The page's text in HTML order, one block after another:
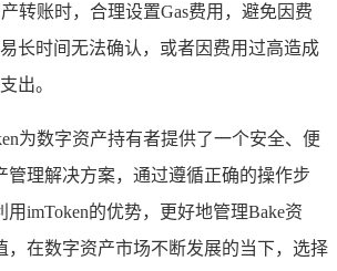
转账时，合理设置Gas费用，避免因费
长时间无法确认，或者因费用过高造成
出。
为数字资产持有者提供了一个安全、便
管理解决方案，通过遵循正确的操作步
imToken的优势，更好地管理Bake资
，在数字资产市场不断发展的当下，选择